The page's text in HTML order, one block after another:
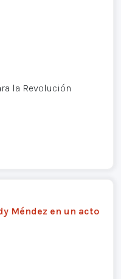
la Revolución
Méndez en un acto